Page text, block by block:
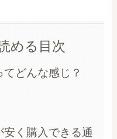
める目次
どんな感じ？
く購入できる通